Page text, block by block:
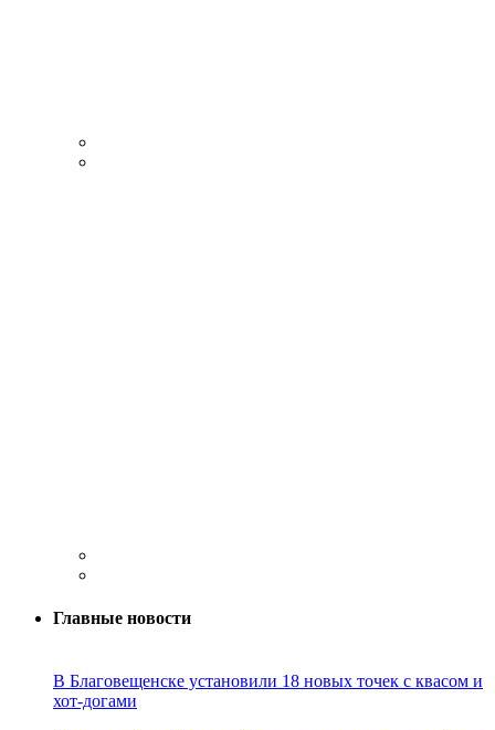
Главные новости
В Благовещенске установили 18 новых точек с квасом и
хот-догами